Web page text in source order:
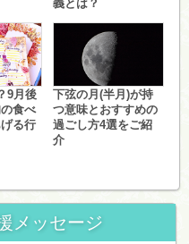
義とは？
9月後
食べ
る行
下弦の月(半月)が持
つ意味とおすすめの
過ごし方4選をご紹
介
メッセージ